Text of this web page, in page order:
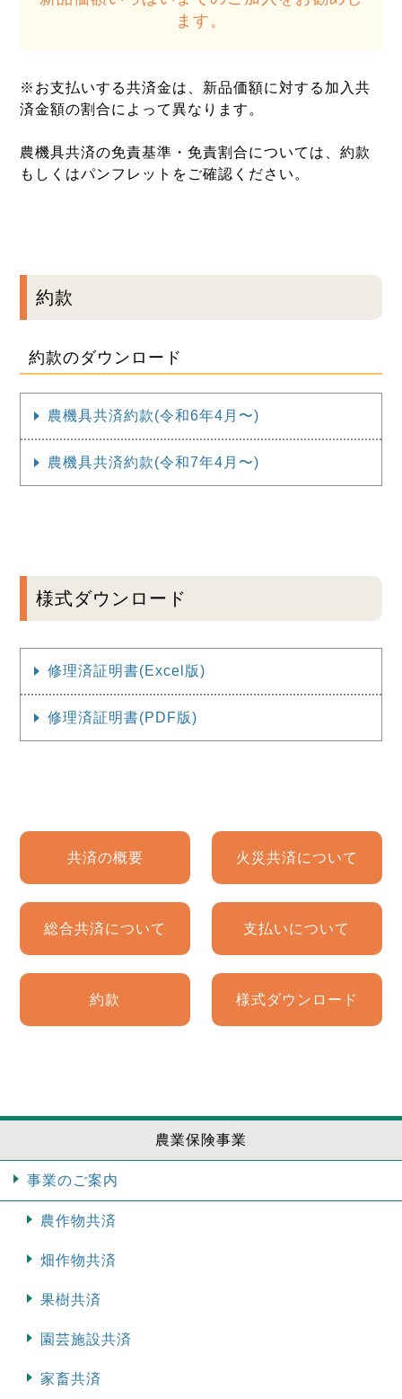
ます。
※お支払いする共済金は、新品価額に対する加入共
済金額の割合によって異なります。
農機具共済の免責基準・免責割合については、約款
もしくはパンフレットをご確認ください。
約款
約款のダウンロード
農機具共済約款(令和6年4月〜)
農機具共済約款(令和7年4月〜)
様式ダウンロード
修理済証明書(Excel版)
修理済証明書(PDF版)
共済の概要 火災共済について
総合共済について 支払いについて
約款 様式ダウンロード
農業保険事業
事業のご案内
農作物共済
畑作物共済
果樹共済
園芸施設共済
家畜共済